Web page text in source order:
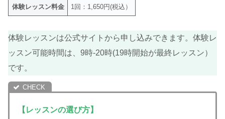
体験レッスン料金 1回：1,650円(税込）
体験レッスンは公式サイトから申し込みできます。体験レ
ッスン可能時間は、9時-20時(19時開始が最終レッスン）
です。
【レッスンの選び方】